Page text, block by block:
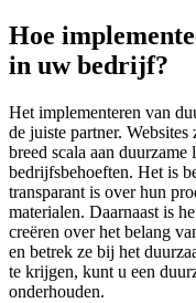
Hoe
in uw bedrijf?
Het implementeren van
de juiste partner.
breed scala aan
bedrijfsbehoeften. Het is
transparant is over hun
materialen. Daarnaast is
creëren over het belang
en betrek ze bij het
te krijgen, kunt u een
onderhouden.